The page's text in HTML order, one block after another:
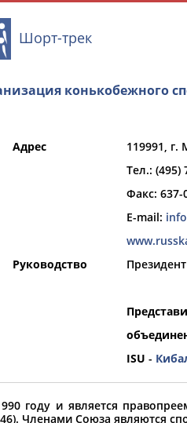
РЕСУРСНАЯ ПЛОЩАДКА
Вид спорта
вам
вы можете
Шорт-трек
конькобежного
Адрес
119991, г.
Тел.: (495)
Факс: 637-
E-mail:
Руководство
ISU -
году и является
Членами Союза являются